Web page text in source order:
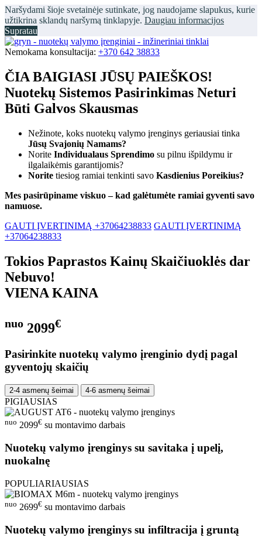
Naršydami šioje svetainėje sutinkate, jog naudojame slapukus, kurie
užtikrina sklandų naršymą tinklapyje. Daugiau informacijos
Supratau
Nemokama konsultacija: +370 642 38833
ČIA BAIGIASI JŪSŲ PAIEŠKOS!
Nuotekų Sistemos Pasirinkimas Neturi
Būti Galvos Skausmas
Nežinote, koks nuotekų valymo įrenginys geriausiai tinka
Jūsų Svajonių Namams?
Norite Individualaus Sprendimo su pilnu išpildymu ir
ilgalaikėmis garantijomis?
Norite tiesiog ramiai tenkinti savo Kasdienius Poreikius?
Mes pasirūpiname viskuo – kad galėtumėte ramiai gyventi savo
namuose.
GAUTI ĮVERTINIMĄ +37064238833 GAUTI ĮVERTINIMĄ
+37064238833
Tokios Paprastos Kainų Skaičiuoklės dar
Nebuvo!
VIENA KAINA
nuo 2099€
Pasirinkite nuotekų valymo įrenginio dydį pagal
gyventojų skaičių
2-4 asmenų šeimai 4-6 asmenų šeimai
PIGIAUSIAS
nuo 2099€ su montavimo darbais
Nuotekų valymo įrenginys su savitaka į upelį,
nuokalnę
POPULIARIAUSIAS
nuo 2699€ su montavimo darbais
Nuotekų valymo įrenginys su infiltracija į gruntą